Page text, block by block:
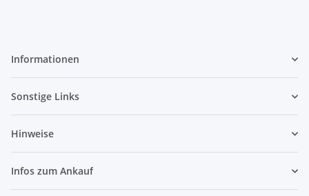
Informationen
Sonstige Links
Hinweise
Infos zum Ankauf